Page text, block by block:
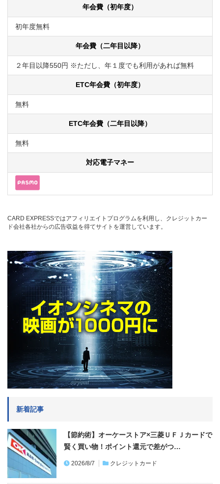
年会費（初年度）
初年度無料
年会費（二年目以降）
２年目以降550円 ※ただし、年１度でも利用があれば無料
ETC年会費（初年度）
無料
ETC年会費（二年目以降）
無料
対応電子マネー
CARD EXPRESSではアフィリエイトプログラムを利用し、クレジットカー
ド会社各社からの広告収益を得てサイトを運営しています。
新着記事
【節約術】オーケーストア×三菱ＵＦＪカードで
賢く買い物！ポイント還元で差がつ…
2026/8/7 クレジットカード